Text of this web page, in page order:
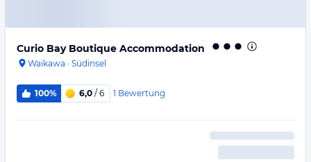
Curio Bay Boutique Accommodation
Waikawa · Südinsel
100% 6,0 / 6 1 Bewertung